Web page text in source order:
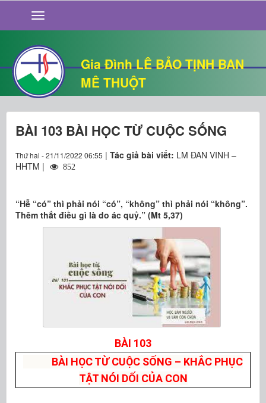
Gia Đình LÊ BẢO TỊNH BAN
MÊ THUỘT
GIỚI THIỆU
TIN TỨC
SỐNG ĐẠO
CHUYỆN NHÀ
QUÁN VĂN
THƯ GIÃN
BÀI 103 BÀI HỌC TỪ CUỘC SỐNG
Thứ hai - 21/11/2022 06:55 | Tác giả bài viết: LM ĐAN VINH –
HHTM |
852
“Hễ “có” thì phải nói “có”, “không” thì phải nói “không”.
Thêm thắt điều gì là do ác quỷ.” (Mt 5,37)
BÀI 103
BÀI HỌC TỪ CUỘC SỐNG – KHẮC PHỤC
TẬT NÓI DỐI CỦA CON